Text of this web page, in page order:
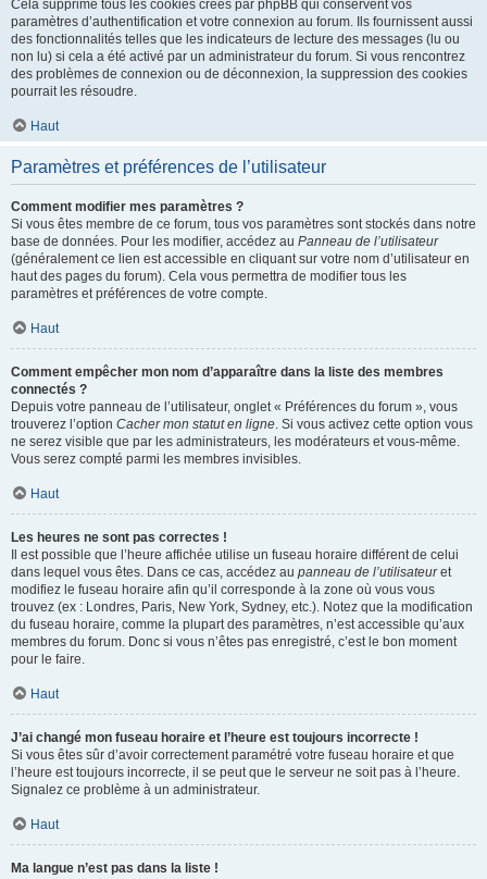
Cela supprime tous les cookies créés par phpBB qui conservent vos
paramètres d’authentification et votre connexion au forum. Ils fournissent aussi
des fonctionnalités telles que les indicateurs de lecture des messages (lu ou
non lu) si cela a été activé par un administrateur du forum. Si vous rencontrez
des problèmes de connexion ou de déconnexion, la suppression des cookies
pourrait les résoudre.
Haut
Paramètres et préférences de l’utilisateur
Comment modifier mes paramètres ?
Si vous êtes membre de ce forum, tous vos paramètres sont stockés dans notre
base de données. Pour les modifier, accédez au Panneau de l’utilisateur
(généralement ce lien est accessible en cliquant sur votre nom d’utilisateur en
haut des pages du forum). Cela vous permettra de modifier tous les
paramètres et préférences de votre compte.
Haut
Comment empêcher mon nom d’apparaître dans la liste des membres
connectés ?
Depuis votre panneau de l’utilisateur, onglet « Préférences du forum », vous
trouverez l’option Cacher mon statut en ligne. Si vous activez cette option vous
ne serez visible que par les administrateurs, les modérateurs et vous-même.
Vous serez compté parmi les membres invisibles.
Haut
Les heures ne sont pas correctes !
Il est possible que l’heure affichée utilise un fuseau horaire différent de celui
dans lequel vous êtes. Dans ce cas, accédez au panneau de l’utilisateuret
modifiez le fuseau horaire afin qu’il corresponde à la zone où vous vous
trouvez (ex : Londres, Paris, New York, Sydney, etc.). Notez que la modification
du fuseau horaire, comme la plupart des paramètres, n’est accessible qu’aux
membres du forum. Donc si vous n’êtes pas enregistré, c’est le bon moment
pour le faire.
Haut
J’ai changé mon fuseau horaire et l’heure est toujours incorrecte !
Si vous êtes sûr d’avoir correctement paramétré votre fuseau horaire et que
l’heure est toujours incorrecte, il se peut que le serveur ne soit pas à l’heure.
Signalez ce problème à un administrateur.
Haut
Ma langue n’est pas dans la liste !